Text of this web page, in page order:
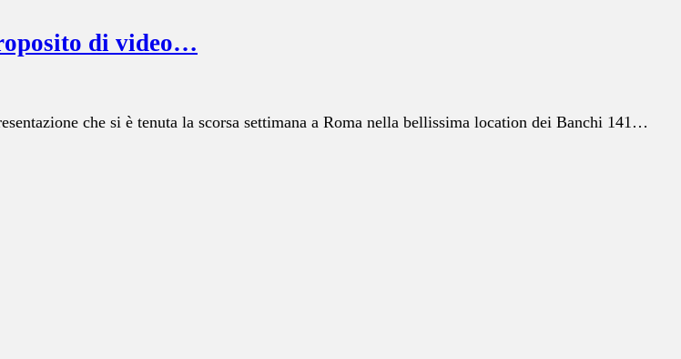
di video…
che si è tenuta la scorsa settimana a Roma nella bellissima location dei Banchi 141…